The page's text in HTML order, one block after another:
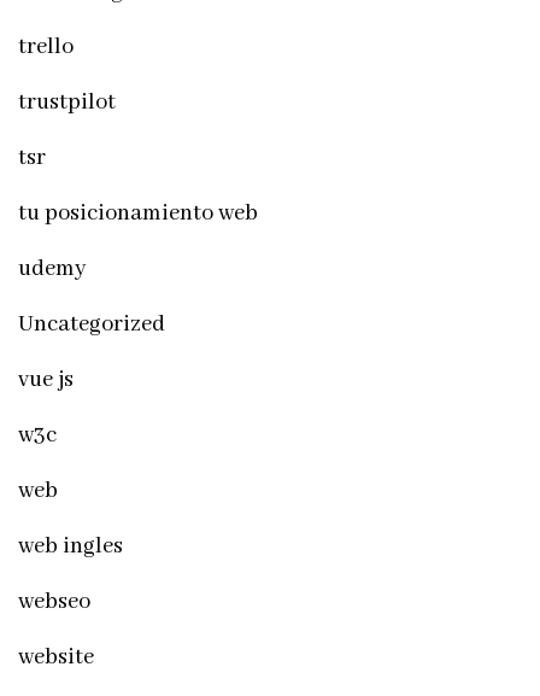
trello
trustpilot
tsr
tu posicionamiento web
udemy
Uncategorized
vue js
w3c
web
web ingles
webseo
website